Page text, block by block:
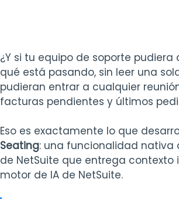
¿Y si tu equipo de soporte
qué está pasando, sin leer una
pudieran entrar a cualquier
facturas pendientes y últimos
Eso es exactamente lo que
Seating: una funcionalidad nativa
de NetSuite que entrega
motor de IA de NetSuite.